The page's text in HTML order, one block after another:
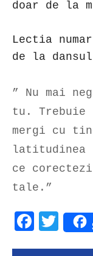
doar de la
Lectia
de la
” Nu mai
tu. Trebuie
mergi cu
latitudinea
ce
tale.”